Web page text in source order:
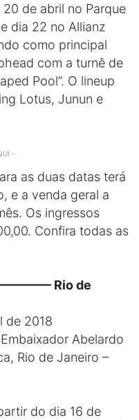
de abril no Parque
dia 22 no Allianz
como principal
com a turnê de
Pool”. O lineup
Lotus, Junun e
-
as duas datas terá
e a venda geral a
Os ingressos
Confira todas as
Rio de
de 2018
Abelardo
Rio de Janeiro –
do dia 16 de